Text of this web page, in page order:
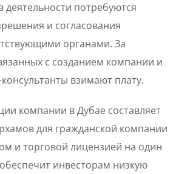
потребуются
и согласования
органами. За
с созданием компании и
взимают плату.
компании в Дубае составляет
для гражданской компании
и торговой лицензией на один
инвесторам низкую